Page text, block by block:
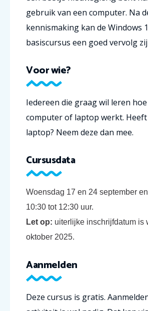
gebruik van een computer. Na
kennismaking kan de Windows
basiscursus een goed vervolg
Voor wie?
Iedereen die graag wil leren
computer of laptop werkt.
laptop? Neem deze dan mee.
Cursusdata
Woensdag 17 en 24 september
10:30 tot 12:30 uur.
Let op: uiterlijke inschrijfdatum is
oktober 2025.
Aanmelden
Deze cursus is gratis.